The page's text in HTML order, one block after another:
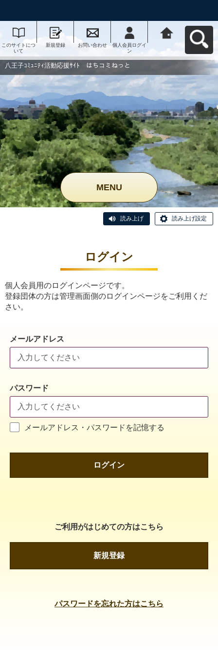
このサイトにつ
いて
新規登録 お問い合わせ
個人会員ログイ
ン
動応援ｻｲﾄ はち
コミねっとへ戻
八王子ｺﾐｭﾆﾃｨ活動応援ｻｲﾄ はちコミねっと
MENU
読み上げ 読み上げ設定
ログイン
個人会員用のログインページです。
登録団体の方は管理画面側のログインページをご利用くだ
さい。
メールアドレス
パスワード
メールアドレス・パスワードを記憶する
ログイン
ご利用がはじめての方はこちら
新規登録
パスワードを忘れた方はこちら